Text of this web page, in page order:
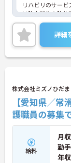
リハビリのサー
は院内研修や院外
心して業務に慣れ
ご興味のある方は
詳細
株式会社ミズノひだ
【愛知県／
護職員の募集
給料
月収
勤
年収